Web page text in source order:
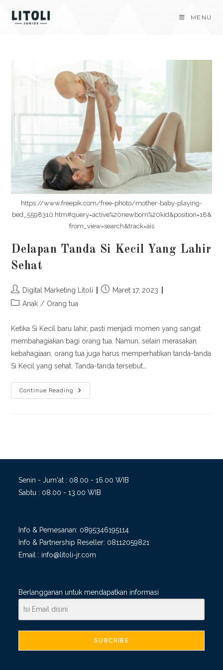
MENU
https://www.freepik.com/free-photo/mother-baby-playing-
bed_5598310.htm#query=active%20newborn%20kid&position=18&
from_view=search&track=ais
Delapan Tanda Si Kecil Yang Lahir
Sehat
Post
author:
Digital Marketing Litoli
PostMaret 17, 2023
PostAnak / Orang tua
Ketika Si Kecil baru lahir, pasti menjadi momen yang sangat
membahagiakan bagi orang tua. Namun, selain merasakan
kebahagiaan, orang tua juga harus memperhatikan tanda-tanda
Si Kecil yang sehat. Tanda-tanda tersebut…
Continue Reading
Delapan
Tanda
Senin - Jum'at : 08.00 - 16.00 WIB
Sabtu : 08.00 - 13.00 WIB
Info & Pemesanan: 0895346195114
Info & Partnership Reseller: 08112059821
Email : info@litoli-jr.com
Berlangganan untuk mendapatkan informasi
SUBCRIBE